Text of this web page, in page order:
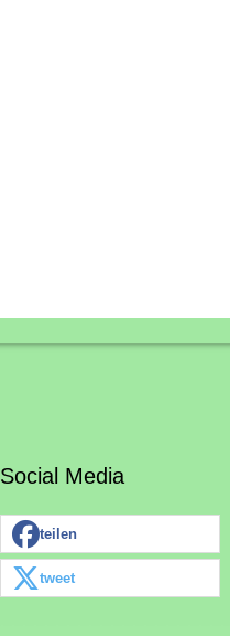
Social Media
teilen
tweet